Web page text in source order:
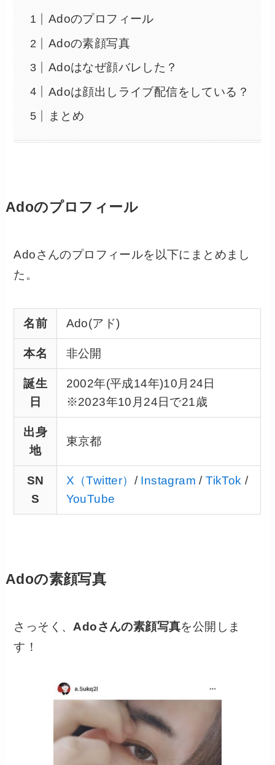
Adoのプロフィール
Adoの素顔写真
Adoはなぜ顔バレした？
Adoは顔出しライブ配信をしている？
まとめ
Adoのプロフィール
Adoさんのプロフィールを以下にまとめまし
た。
名前 Ado(アド)
本名 非公開
誕生
日
2002年(平成14年)10月24日
※2023年10月24日で21歳
出身
地
東京都
SN
S
X（Twitter） / Instagram /TikTok /
YouTube
Adoの素顔写真
さっそく、 Adoさんの素顔写真を公開しま
す！